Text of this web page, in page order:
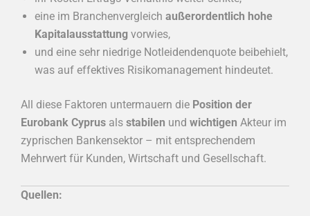
eine im Branchenvergleich außerordentlich hohe
Kapitalausstattung vorwies,
und eine sehr niedrige Notleidendenquote beibehielt,
was auf effektives Risikomanagement hindeutet.
All diese Faktoren untermauern die Position der
Eurobank Cyprus als stabilen und wichtigen Akteur im
zyprischen Bankensektor – mit entsprechendem
Mehrwert für Kunden, Wirtschaft und Gesellschaft.
Quellen: